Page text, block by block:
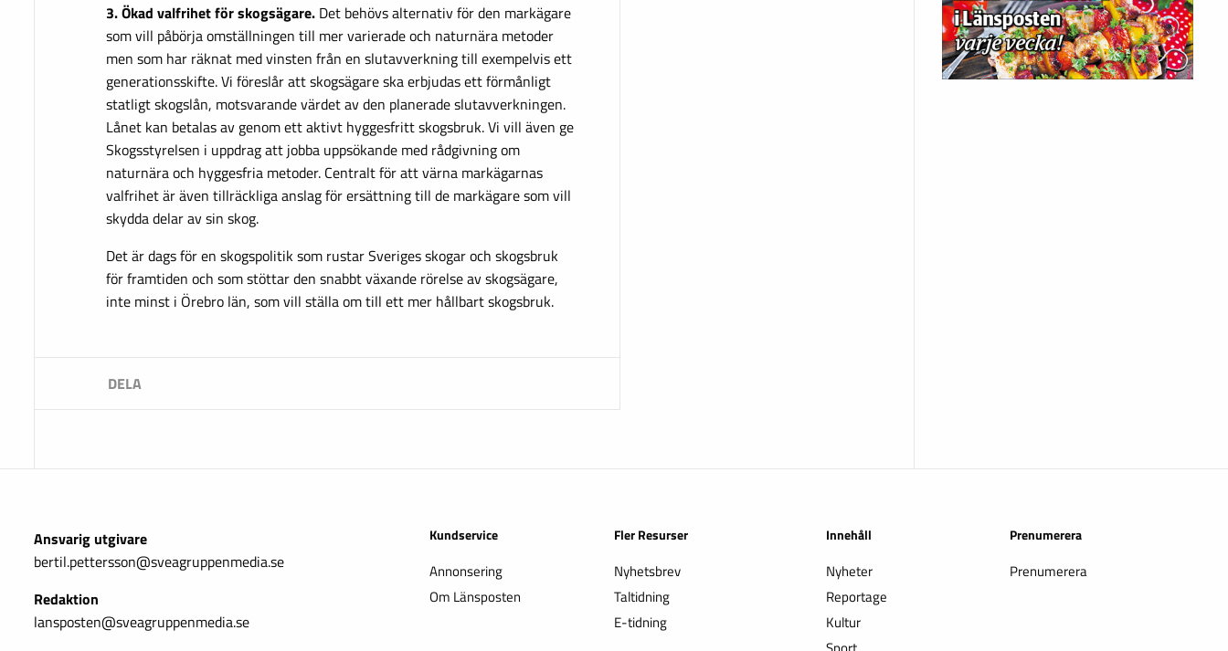
3. Ökad valfrihet för skogsägare. Det behövs alternativ för den markägare
som vill påbörja omställningen till mer varierade och naturnära metoder
men som har räknat med vinsten från en slutavverkning till exempelvis ett
generationsskifte. Vi föreslår att skogsägare ska erbjudas ett förmånligt
statligt skogslån, motsvarande värdet av den planerade slutavverkningen.
Lånet kan betalas av genom ett aktivt hyggesfritt skogsbruk. Vi vill även ge
Skogsstyrelsen i uppdrag att jobba uppsökande med rådgivning om
naturnära och hyggesfria metoder. Centralt för att värna markägarnas
valfrihet är även tillräckliga anslag för ersättning till de markägare som vill
skydda delar av sin skog.
Det är dags för en skogspolitik som rustar Sveriges skogar och skogsbruk
för framtiden och som stöttar den snabbt växande rörelse av skogsägare,
inte minst i Örebro län, som vill ställa om till ett mer hållbart skogsbruk.
Ansvarig utgivare
bertil.pettersson@sveagruppenmedia.se
Redaktion
lansposten@sveagruppenmedia.se
Kundservice
Annonsering
Om Länsposten
Fler Resurser
Nyhetsbrev
Taltidning
E-tidning
Innehåll
Nyheter
Reportage
Kultur
Prenumerera
Prenumerera